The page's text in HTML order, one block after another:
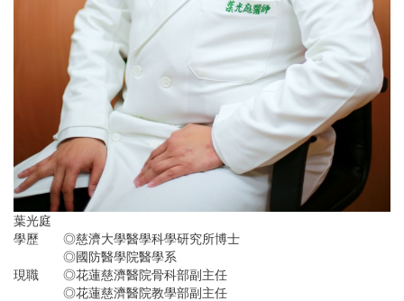
葉光庭
學歷
◎慈濟大學醫學科學研究所博士
◎國防醫學院醫學系
現職
◎花蓮慈濟醫院骨科部副主任
◎花蓮慈濟醫院教學部副主任